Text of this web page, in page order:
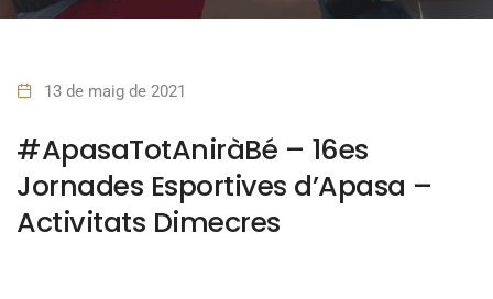
13 de maig de 2021
#ApasaTotAniràBé – 16es
Jornades Esportives d’Apasa –
Activitats Dimecres